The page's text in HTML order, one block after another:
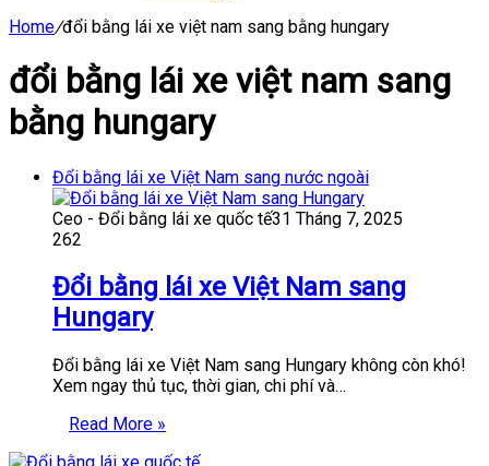
Home/đổi bằng lái xe việt nam sang bằng hungary
đổi bằng lái xe việt nam sang
bằng hungary
Đổi bằng lái xe Việt Nam sang nước ngoài
Ceo - Đổi bằng lái xe quốc tế31 Tháng 7, 2025
262
Đổi bằng lái xe Việt Nam sang
Hungary
Đổi bằng lái xe Việt Nam sang Hungary không còn khó!
Xem ngay thủ tục, thời gian, chi phí và…
Read More »